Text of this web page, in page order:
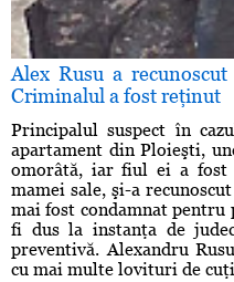
Alex Rusu a
Criminalul a fost reţinut
Principalul suspect în
apartament din Ploieşti,
omorâtă, iar fiul ei a fost
mamei sale, şi-a
mai fost condamnat
fi dus la instanţa de
preventivă. Alexandru
cu mai multe lovituri de